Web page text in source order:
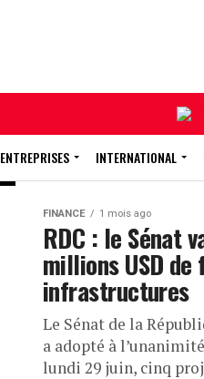
ENTREPRISES INTERNATIONAL
FINANCE 1 mois ago
RDC : le Sénat
millions USD
infrastructures
Le Sénat de la
a adopté à
lundi 29 juin, cinq